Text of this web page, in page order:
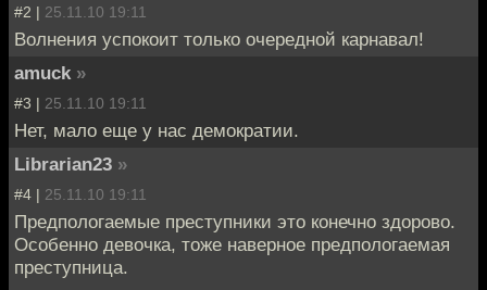
#2 | 25.11.10 19:11
Волнения успокоит только очередной карнавал!
amuck »
#3 | 25.11.10 19:11
Нет, мало еще у нас демократии.
Librarian23 »
#4 | 25.11.10 19:11
Предпологаемые преступники это конечно здорово.
Особенно девочка, тоже наверное предпологаемая
преступница.